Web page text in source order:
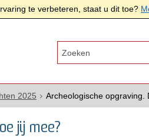
te verbeteren, staat u dit toe?
2025 Archeologische opgraving.
jij mee?